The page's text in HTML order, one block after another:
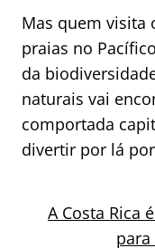
Mas quem visita
praias no
da
naturais vai
comportada
divertir por lá
A Costa Rica